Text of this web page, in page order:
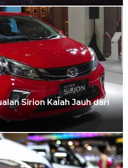
Sirion Kalah Jauh dari